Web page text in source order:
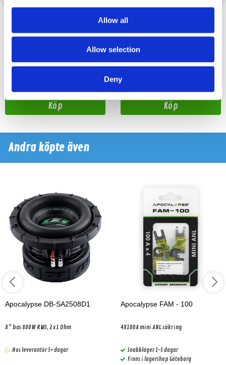
Allow all
Allow selection
Deny
Snabblager 1-3 dagar
1495 kr/paket
Köp
Apocalypse AP-M81AC PRO
Hos leverantör 3+ dagar
2195 kr/paket
Köp
Andra köpte även
Apocalypse DB-SA2508D1
8" bas 800W RMS, 2x1 Ohm
Hos leverantör 3+ dagar
Apocalypse FAM - 100
4X100A mini ANL säkring
Snabblager 1-3 dagar
Finns i lagershop Göteborg